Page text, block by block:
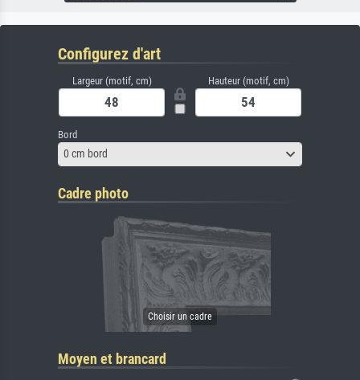
Configurez d'art
Largeur (motif, cm) Hauteur (motif, cm)
Bord
0 cm bord
Cadre photo
Moyen et brancard